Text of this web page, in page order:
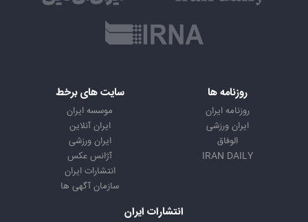
روزنامه ها
روزنامه ایران
ایران ورزشی
الوفاق
IRAN DAILY
سایت های برخط
موسسه ایران
ایران آنلاین
ایران ورزشی
آژانس عکس
انتشارات ایران
سازمان آگهی ها
انتشارات ایران